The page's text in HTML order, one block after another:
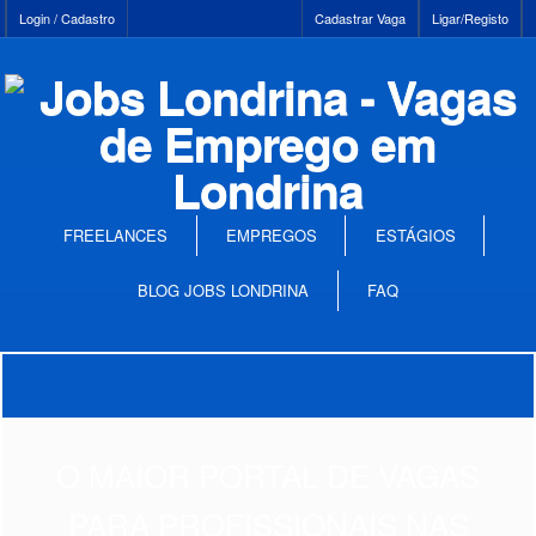
Login / Cadastro Ligar/Registo
Cadastrar Vaga
FREELANCES EMPREGOS ESTÁGIOS
BLOG JOBS LONDRINA FAQ